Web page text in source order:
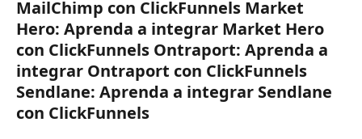
MailChimp con ClickFunnels Market
Hero: Aprenda a integrar Market Hero
con ClickFunnels Ontraport: Aprenda a
integrar Ontraport con ClickFunnels
Sendlane: Aprenda a integrar Sendlane
con ClickFunnels